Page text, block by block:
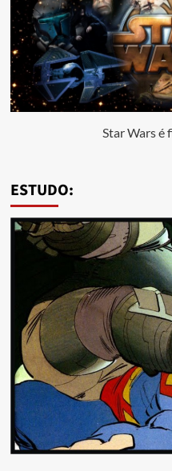
Star Wars é
ESTUDO: